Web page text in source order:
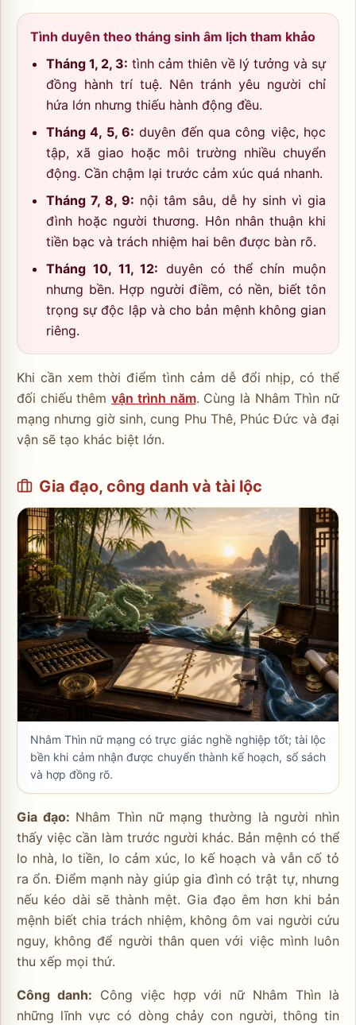
Tình duyên theo tháng sinh âm lịch tham khảo
Tháng 1, 2, 3: tình cảm thiên về lý tưởng và sự
đồng hành trí tuệ. Nên tránh yêu người chỉ
hứa lớn nhưng thiếu hành động đều.
Tháng 4, 5, 6: duyên đến qua công việc, học
tập, xã giao hoặc môi trường nhiều chuyển
động. Cần chậm lại trước cảm xúc quá nhanh.
Tháng 7, 8, 9: nội tâm sâu, dễ hy sinh vì gia
đình hoặc người thương. Hôn nhân thuận khi
tiền bạc và trách nhiệm hai bên được bàn rõ.
Tháng 10, 11, 12: duyên có thể chín muộn
nhưng bền. Hợp người điềm, có nền, biết tôn
trọng sự độc lập và cho bản mệnh không gian
riêng.
Khi cần xem thời điểm tình cảm dễ đổi nhịp, có thể
đối chiếu thêmvận trình năm. Cùng là Nhâm Thìn nữ
mạng nhưng giờ sinh, cung Phu Thê, Phúc Đức và đại
vận sẽ tạo khác biệt lớn.
Gia đạo, công danh và tài lộc
Nhâm Thìn nữ mạng có trực giác nghề nghiệp tốt; tài lộc
bền khi cảm nhận được chuyển thành kế hoạch, sổ sách
và hợp đồng rõ.
Gia đạo: Nhâm Thìn nữ mạng thường là người nhìn
thấy việc cần làm trước người khác. Bản mệnh có thể
lo nhà, lo tiền, lo cảm xúc, lo kế hoạch và vẫn cố tỏ
ra ổn. Điểm mạnh này giúp gia đình có trật tự, nhưng
nếu kéo dài sẽ thành mệt. Gia đạo êm hơn khi bản
mệnh biết chia trách nhiệm, không ôm vai người cứu
nguy, không để người thân quen với việc mình luôn
thu xếp mọi thứ.
Công danh: Công việc hợp với nữ Nhâm Thìn là
những lĩnh vực có dòng chảy con người, thông tin